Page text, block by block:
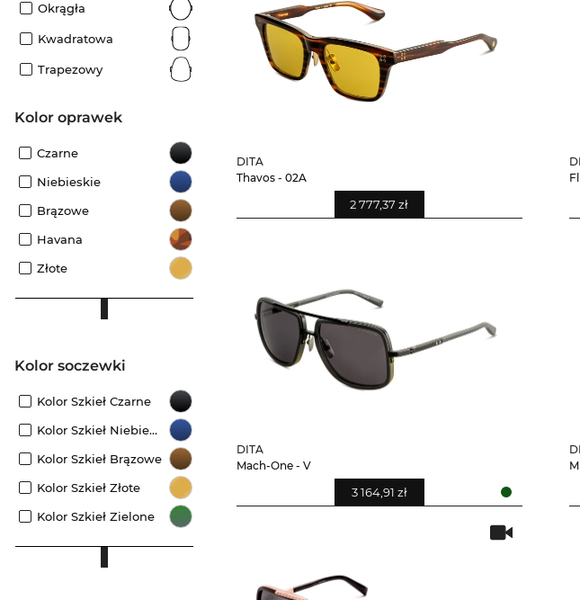
Okrągła
Kwadratowa
Trapezowy
kolor oprawek
Czarne
Niebieskie
Brązowe
Havana
Złote
Kolor soczewki
Kolor Szkieł Czarne
Kolor Szkieł Niebieskie
Kolor Szkieł Brązowe
Kolor Szkieł Złote
Kolor Szkieł Zielone
DITA
Thavos - 02A
2 777,37 zł
DITA
Mach-One - V
3 164,91 zł